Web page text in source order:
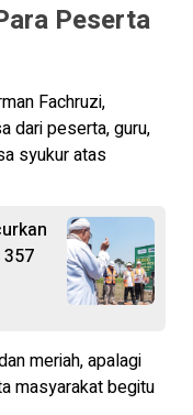
Peserta
Fachruzi,
dari peserta, guru,
syukur atas
357
meriah, apalagi
masyarakat begitu